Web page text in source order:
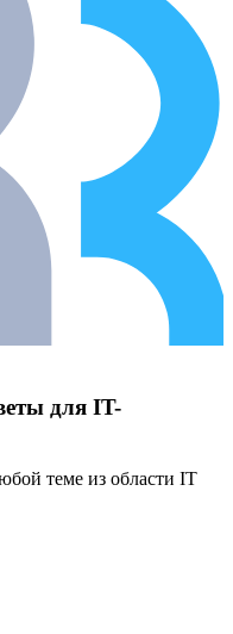
для IT-
теме из области IT